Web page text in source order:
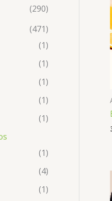
(290)
(471)
(1)
(1)
(1)
(1)
(1)
(1)
(4)
(1)